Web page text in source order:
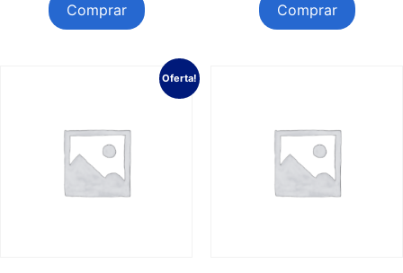
Comprar Comprar
Oferta!